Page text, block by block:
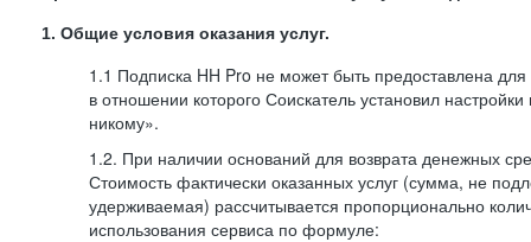
1. Общие условия оказания услуг.
1.1 Подписка HH Pro не может быть предоставлена
в отношении которого Соискатель установил
никому».
1.2. При наличии оснований для возврата денежных
Стоимость фактически оказанных услуг (сумма, не
удерживаемая) рассчитывается пропорционально
использования сервиса по формуле: